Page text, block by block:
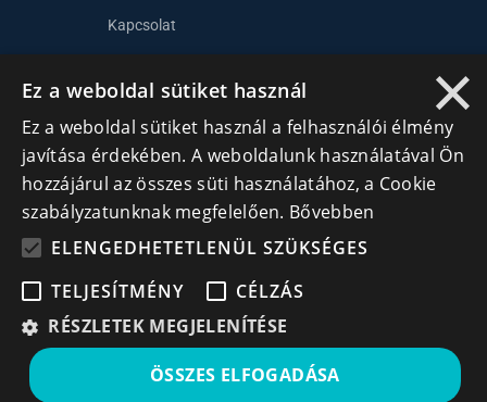
Kapcsolat
Lépj kapcsolatba velünk
info@cegek.ro
+40 740 856 970
Iratkozz fel hírlevelünkre!
Ne hagyd ki a lehetőséget, hogy naprakész maradj a
×
Ez a weboldal sütiket használ
Ez a weboldal sütiket használ a felhasználói élmény
javítása érdekében. A weboldalunk használatával Ön
hozzájárul az összes süti használatához, a Cookie
szabályzatunknak megfelelően. Bővebben
ELENGEDHETETLENÜL SZÜKSÉGES
TELJESÍTMÉNY
CÉLZÁS
RÉSZLETEK MEGJELENÍTÉSE
ÖSSZES ELFOGADÁSA